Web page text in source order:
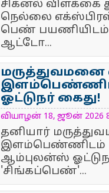
சிக்னல் விளக்கை
நெல்லை எக்ஸ்பிரஸ்
பெண் பயணியிடம்
ஆட்டோ...
மருத்துவமனை
ஓட்டுநர் கைது!
வியாழன் 18, ஜூன் 2026
தனியார்
இளம்பெண்ணிடம்
ஆம்புலன்ஸ்
'சிங்கப்பெண்'...